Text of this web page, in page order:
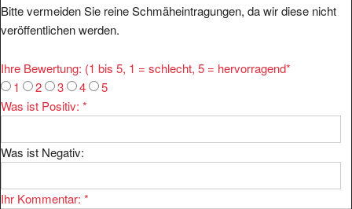
Bitte vermeiden Sie reine Schmäheintragungen, da wir diese nicht
veröffentlichen werden.
Ihre Bewertung: (1 bis 5, 1 = schlecht, 5 = hervorragend*
1
2 3 4
5
Was ist Positiv: *
Was ist Negativ:
Ihr Kommentar: *